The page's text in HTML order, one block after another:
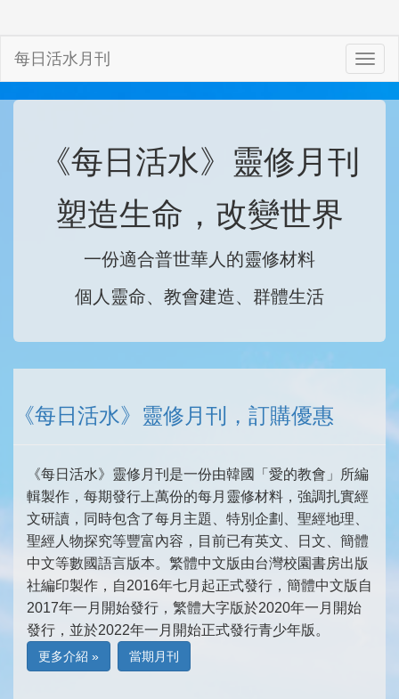
每日活水月刊
《每日活水》靈修月刊
塑造生命，改變世界
一份適合普世華人的靈修材料
個人靈命、教會建造、群體生活
《每日活水》靈修月刊，訂購優惠
《每日活水》靈修月刊是一份由韓國「愛的教會」所編
輯製作，每期發行上萬份的每月靈修材料，強調扎實經
文研讀，同時包含了每月主題、特別企劃、聖經地理、
聖經人物探究等豐富內容，目前已有英文、日文、簡體
中文等數國語言版本。繁體中文版由台灣校園書房出版
社編印製作，自2016年七月起正式發行，簡體中文版自
2017年一月開始發行，繁體大字版於2020年一月開始
發行，並於2022年一月開始正式發行青少年版。
更多介紹 » 當期月刊